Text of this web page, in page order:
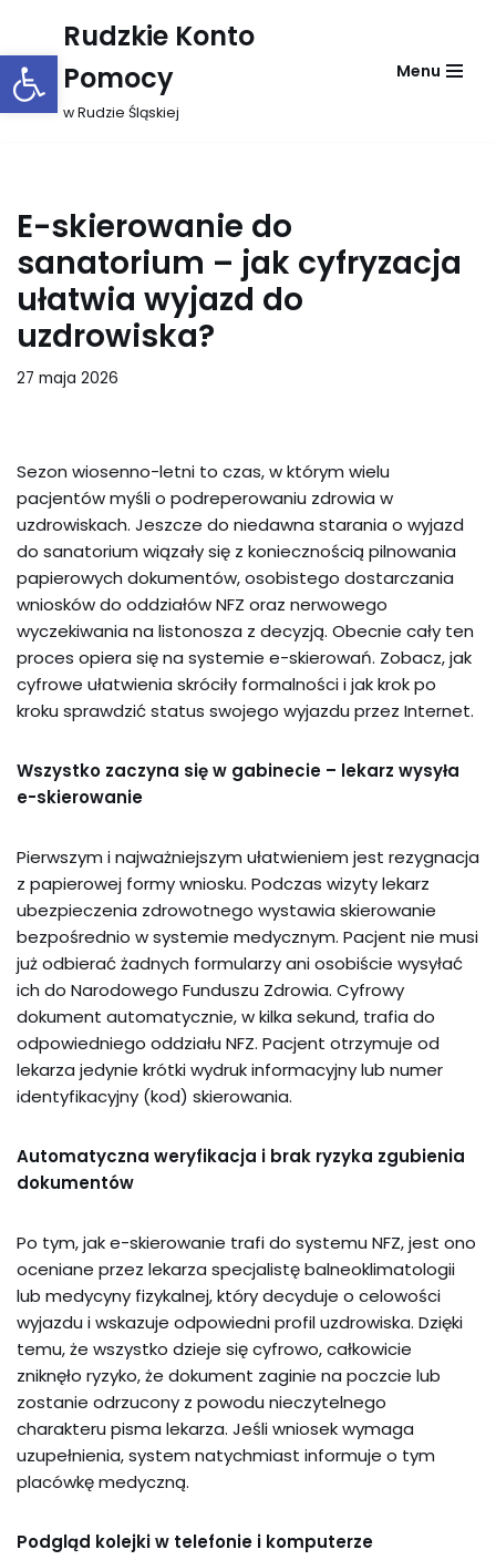
Otwórz pasek narzędzi
Przejdź
do
treści
Rudzkie Konto
Pomocy
w Rudzie Śląskiej
Menu
E-skierowanie do
sanatorium – jak cyfryzacja
ułatwia wyjazd do
uzdrowiska?
27 maja 2026
Sezon wiosenno-letni to czas, w którym wielu
pacjentów myśli o podreperowaniu zdrowia w
uzdrowiskach. Jeszcze do niedawna starania o wyjazd
do sanatorium wiązały się z koniecznością pilnowania
papierowych dokumentów, osobistego dostarczania
wniosków do oddziałów NFZ oraz nerwowego
wyczekiwania na listonosza z decyzją. Obecnie cały ten
proces opiera się na systemie e-skierowań. Zobacz, jak
cyfrowe ułatwienia skróciły formalności i jak krok po
kroku sprawdzić status swojego wyjazdu przez Internet.
Wszystko zaczyna się w gabinecie – lekarz wysyła
e-skierowanie
Pierwszym i najważniejszym ułatwieniem jest rezygnacja
z papierowej formy wniosku. Podczas wizyty lekarz
ubezpieczenia zdrowotnego wystawia skierowanie
bezpośrednio w systemie medycznym. Pacjent nie musi
już odbierać żadnych formularzy ani osobiście wysyłać
ich do Narodowego Funduszu Zdrowia. Cyfrowy
dokument automatycznie, w kilka sekund, trafia do
odpowiedniego oddziału NFZ. Pacjent otrzymuje od
lekarza jedynie krótki wydruk informacyjny lub numer
identyfikacyjny (kod) skierowania.
Automatyczna weryfikacja i brak ryzyka zgubienia
dokumentów
Po tym, jak e-skierowanie trafi do systemu NFZ, jest ono
oceniane przez lekarza specjalistę balneoklimatologii
lub medycyny fizykalnej, który decyduje o celowości
wyjazdu i wskazuje odpowiedni profil uzdrowiska. Dzięki
temu, że wszystko dzieje się cyfrowo, całkowicie
zniknęło ryzyko, że dokument zaginie na poczcie lub
zostanie odrzucony z powodu nieczytelnego
charakteru pisma lekarza. Jeśli wniosek wymaga
uzupełnienia, system natychmiast informuje o tym
placówkę medyczną.
Podgląd kolejki w telefonie i komputerze